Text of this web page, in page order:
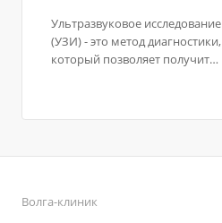
Ультразвуковое исследование
(УЗИ) - это метод диагностики,
который позволяет получить
Волга-клиник